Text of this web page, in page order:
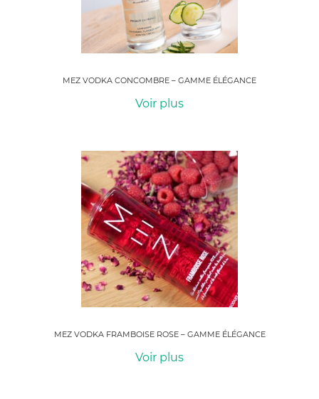
MEZ VODKA CONCOMBRE – GAMME ÉLÉGANCE
Voir plus
MEZ VODKA FRAMBOISE ROSE – GAMME ÉLÉGANCE
Voir plus